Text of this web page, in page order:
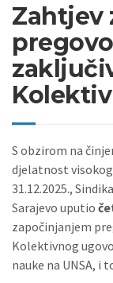
Zahtjev
S obzirom na
djelatnost visokog
31.12.2025.,
Sarajevo uputio
započinjanjem
Kolektivnog
nauke na UNSA, i